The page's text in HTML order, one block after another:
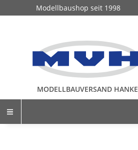
Modellbaushop seit 1998
MODELLBAUVERSAND HANKE